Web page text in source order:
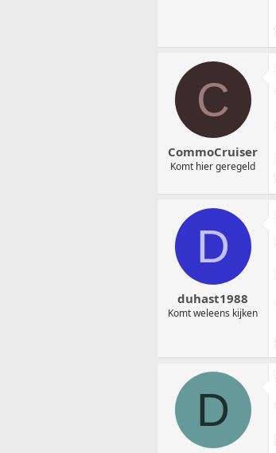
C
CommoCruiser
Komt hier geregeld
D
duhast1988
Komt weleens kijken
D